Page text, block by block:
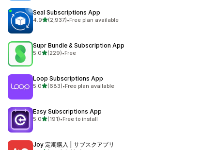
Seal Subscriptions App
4.95つ星中
(2,937)
合計レビュー数：2937件
•Free plan available
Supr Bundle & Subscription App
5.05つ星中
(229)
合計レビュー数：229件
•Free
Loop Subscriptions App
5.05つ星中
(683)
合計レビュー数：683件
•Free plan available
Easy Subscriptions App
5.05つ星中
(191)
合計レビュー数：191件
•Free to install
Joy 定期購入 | サブスクアプリ